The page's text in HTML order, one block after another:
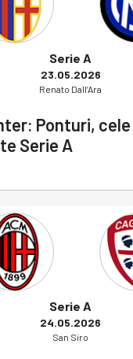
Serie A
23.05.2026
Renato Dall’Ara
Ponturi,
Serie A
Serie A
24.05.2026
San Siro